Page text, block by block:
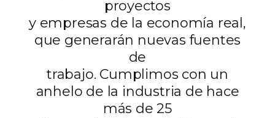
proyectos
y empresas de la economía real,
que generarán nuevas fuentes
de
trabajo. Cumplimos con un
anhelo de la industria de hace
más de 25